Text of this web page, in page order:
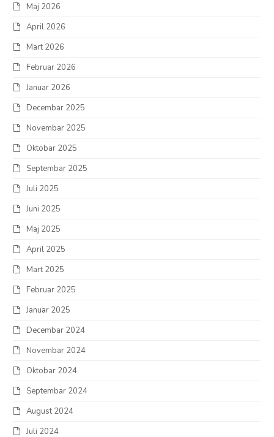
Maj 2026
April 2026
Mart 2026
Februar 2026
Januar 2026
Decembar 2025
Novembar 2025
Oktobar 2025
Septembar 2025
Juli 2025
Juni 2025
Maj 2025
April 2025
Mart 2025
Februar 2025
Januar 2025
Decembar 2024
Novembar 2024
Oktobar 2024
Septembar 2024
August 2024
Juli 2024